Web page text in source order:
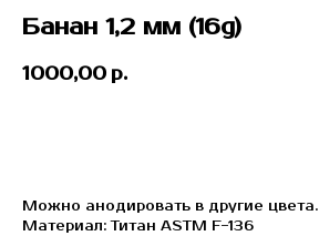
Банан 1,2 мм (16g)
1000,00 р.
Можно анодировать в другие цвета.
Материал: Титан ASTM F-136